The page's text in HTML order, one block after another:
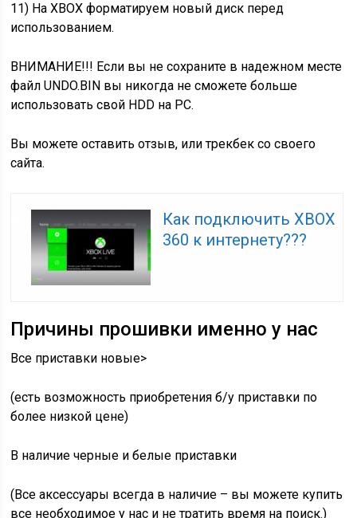
11) На XBOX форматируем новый диск перед
использованием.
ВНИМАНИЕ!!! Если вы не сохраните в надежном месте
файл UNDO.BIN вы никогда не сможете больше
использовать свой HDD на PC.
Вы можете оставить отзыв, или трекбек со своего
сайта.
Как подключить XBOX
360 к интернету???
Причины прошивки именно у нас
Все приставки новые>
(есть возможность приобретения б/у приставки по
более низкой цене)
В наличие черные и белые приставки
(Все аксессуары всегда в наличие – вы можете купить
все необходимое у нас и не тратить время на поиск.)